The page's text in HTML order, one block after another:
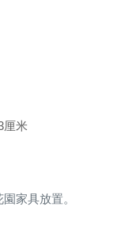
厘米
家具放置。